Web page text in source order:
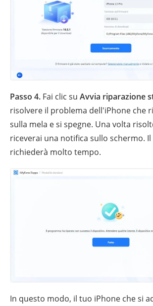
Passo 4. Fai clic su Avvia riparazione
risolvere il problema dell'iPhone che
sulla mela e si spegne. Una volta
riceverai una notifica sullo schermo.
richiederà molto tempo.
In questo modo, il tuo iPhone che si